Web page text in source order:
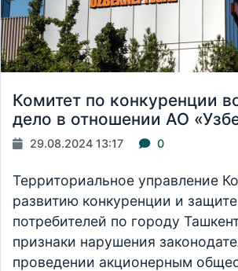
Комитет по конкуренции
дело в отношении АО
29.08.2024 13:17 0
Территориальное управление
развитию конкуренции и
потребителей по городу
признаки нарушения
проведении акционерным